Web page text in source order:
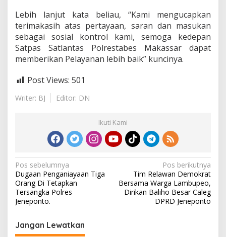
Lebih lanjut kata beliau, “Kami mengucapkan
terimakasih atas pertayaan, saran dan masukan
sebagai sosial kontrol kami, semoga kedepan
Satpas Satlantas Polrestabes Makassar dapat
memberikan Pelayanan lebih baik” kuncinya.
Post Views: 501
Writer: BJ Editor: DN
Ikuti Kami
N
a
v
i
g
Pos sebelumnya
Dugaan Penganiayaan Tiga
Orang Di Tetapkan
Tersangka Polres
Jeneponto.
Pos berikutnya
Tim Relawan Demokrat
Bersama Warga Lambupeo,
Dirikan Baliho Besar Caleg
DPRD Jeneponto
Jangan Lewatkan